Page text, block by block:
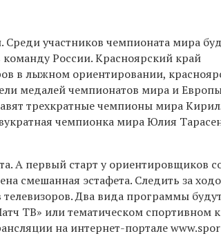
участников чемпионата мира
России. Красноярский край
в лыжном ориентировании,
медалей чемпионатов мира и
трехкратные чемпионы мира
чемпионка мира Юлия
А первый старт у ориентировщиков
смешанная эстафета. Следить за
Два вида программы
ТВ» или тематическом спортивном
на интернет-портале